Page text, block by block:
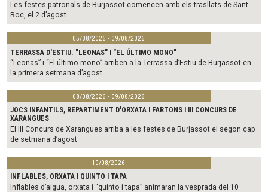
Les festes patronals de Burjassot comencen amb els trasllats de Sant
Roc, el 2 d’agost
05/08/2026 - 09/08/2026
TERRASSA D'ESTIU. "LEONAS" I "EL ÚLTIMO MONO"
“Leonas” i “El último mono” arriben a la Terrassa d’Estiu de Burjassot en
la primera setmana d’agost
08/08/2026 - 09/08/2026
JOCS INFANTILS, REPARTIMENT D'ORXATA I FARTONS I III CONCURS DE
XARANGUES
El III Concurs de Xarangues arriba a les festes de Burjassot el segon cap
de setmana d’agost
10/08/2026
INFLABLES, ORXATA I QUINTO I TAPA
Inflables d’aigua, orxata i “quinto i tapa” animaran la vesprada del 10